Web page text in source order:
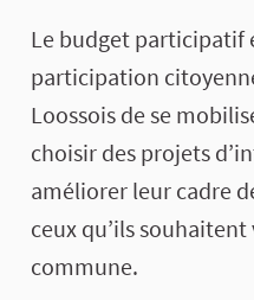
Le budget participatif
participation
Loossois de se
choisir des projets
améliorer leur cadre
ceux qu’ils
commune.